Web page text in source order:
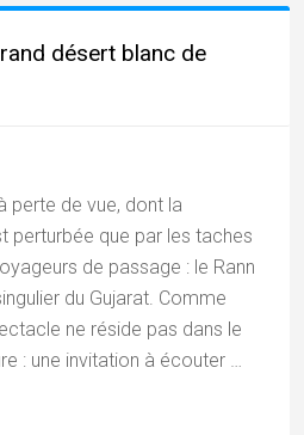
désert blanc de
perte de vue, dont la
perturbée que par les taches
de passage : le Rann
du Gujarat. Comme
ne réside pas dans le
: une invitation à écouter …